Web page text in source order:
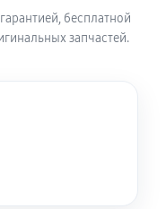
16 JYU4487CN
бесплатной
запчастей.